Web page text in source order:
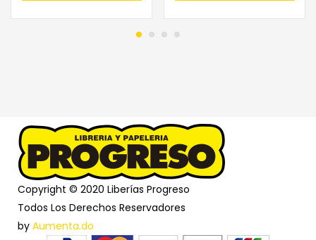
Copyright © 2020 Liberías Progreso
Todos Los Derechos Reservadores
by Aumenta.do